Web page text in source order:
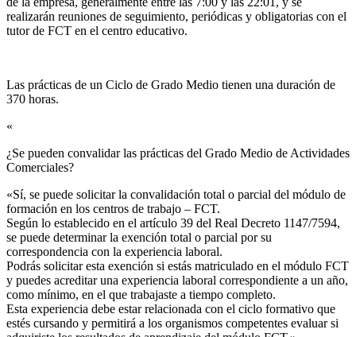
realizarán reuniones de seguimiento, periódicas y obligatorias con el
tutor de FCT en el centro educativo.
Las prácticas de un Ciclo de Grado Medio tienen una duración de
370 horas.
«
¿Se pueden convalidar las prácticas del Grado Medio de Actividades
Comerciales?​
«Sí, se puede solicitar la convalidación total o parcial del módulo de
formación en los centros de trabajo – FCT.
Según lo establecido en el artículo 39 del Real Decreto 1147/7594,
se puede determinar la exención total o parcial por su
correspondencia con la experiencia laboral.
Podrás solicitar esta exención si estás matriculado en el módulo FCT
y puedes acreditar una experiencia laboral correspondiente a un año,
como mínimo, en el que trabajaste a tiempo completo.
Esta experiencia debe estar relacionada con el ciclo formativo que
estés cursando y permitirá a los organismos competentes evaluar si